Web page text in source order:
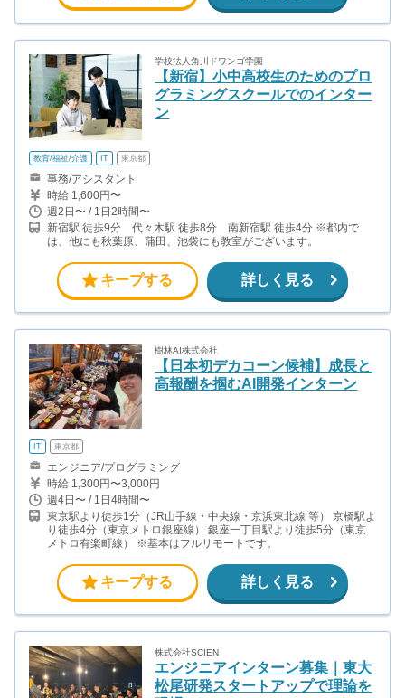
学校法人角川ドワンゴ学園
【新宿】小中高校生のためのプロ
グラミングスクールでのインター
ン
教育/福祉/介護 IT 東京都
事務/アシスタント
時給 1,600円〜
週2日〜 / 1日2時間〜
新宿駅 徒歩9分 代々木駅 徒歩8分 南新宿駅 徒歩4分 ※都内で
は、他にも秋葉原、蒲田、池袋にも教室がございます。
キープする 詳しく見る
樹林AI株式会社
【日本初デカコーン候補】成長と
高報酬を掴むAI開発インターン
IT 東京都
エンジニア/プログラミング
時給 1,300円〜3,000円
週4日〜 / 1日4時間〜
東京駅より徒歩1分（JR山手線・中央線・京浜東北線 等） 京橋駅よ
り徒歩4分（東京メトロ銀座線） 銀座一丁目駅より徒歩5分（東京
メトロ有楽町線） ※基本はフルリモートです。
キープする 詳しく見る
株式会社SCIEN
エンジニアインターン募集｜東大
松尾研発スタートアップで理論を